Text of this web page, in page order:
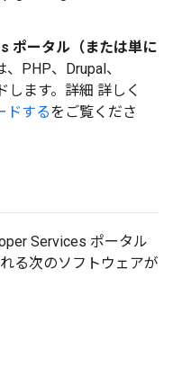
ータル（または単に
、PHP、Drupal、
します。詳細 詳しく
ドするをご覧くださ
Services ポータル
る次のソフトウェアが